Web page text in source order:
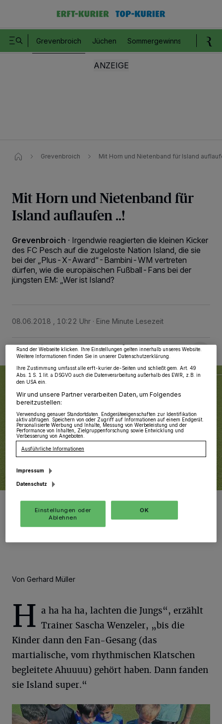
Grevenbroich Jüchen Sommergewinnspiel
Grevenbroich Mit Horn und Nietenband für Island
Mit Horn und Nietenband für
Island auflaufen ..!
Grevenbroich · Irgendwie reagierten die kleinen Kicker
des FC Pesch auf die zugeloste Nation Island, die sie
bei der „Plus-X-Award“-Bambini-WM vertreten
dürfen, wie die europäischen Fußball-Fans bei der
jüngsten EM: „Wer ist Island?
08.06.2018 , 10:22 Uhr Eine Minute Lesezeit
Die Island-Trikots sind da. Im neuen Outfit wird dann gleich mal
trainiert ...
Foto: Fotos: -gpm. (3)/ CDU (1)
Von Gerhard Müller
H a ha ha ha, lachten die Jungs“, erzählt
Trainer Sascha Wenzeler, „bis die
Kinder dann den Fan-Gesang (das
martialische, vom rhythmischen Klatschen
begleitete Ahuuuu) gehört haben. Dann fanden
sie Island super.“
Zwecke. Wenn Tracker deaktiviert sind, sind manche Inhalte und Anzeigen
Rand der Webseite klicken. Ihre Einstellungen gelten innerhalb unseres Website.
Weitere Informationen finden Sie in unserer Datenschutzerklärung.
Ihre Zustimmung umfasst alle erft-kurier.de-Seiten und schließt gem. Art. 49
Abs. 1 S. 1 lit. a DSGVO auch die Datenverarbeitung außerhalb des EWR, z.B. in
den USA ein.
Wir und unsere Partner verarbeiten Daten, um Folgendes
bereitzustellen:
Verwendung genauer Standortdaten. Endgeräteeigenschaften zur Identifikation
aktiv abfragen. Speichern von oder Zugriff auf Informationen auf einem Endgerät.
Personalisierte Werbung und Inhalte, Messung von Werbeleistung und der
Performance von Inhalten, Zielgruppenforschung sowie Entwicklung und
Verbesserung von Angeboten.
Ausführliche Informationen
Impressum
Datenschutz
Einstellungen oder
Ablehnen
OK